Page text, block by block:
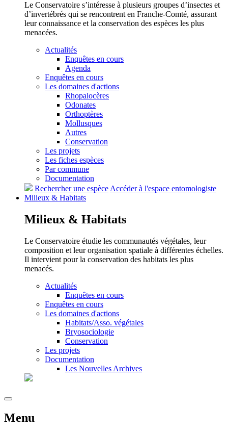
Le Conservatoire s’intéresse à plusieurs groupes d’insectes et
d’invertébrés qui se rencontrent en Franche-Comté, assurant
leur connaissance et la conservation des espèces les plus
menacées.
Actualités
Enquêtes en cours
Agenda
Enquêtes en cours
Les domaines d'actions
Rhopalocères
Odonates
Orthoptères
Mollusques
Autres
Conservation
Les projets
Les fiches espèces
Par commune
Documentation
Rechercher une espèce Accéder à l'espace entomologiste
Milieux & Habitats
Milieux & Habitats
Le Conservatoire étudie les communautés végétales, leur
composition et leur organisation spatiale à différentes échelles.
Il intervient pour la conservation des habitats les plus
menacés.
Actualités
Enquêtes en cours
Enquêtes en cours
Les domaines d'actions
Habitats/Asso. végétales
Bryosociologie
Conservation
Les projets
Documentation
Les Nouvelles Archives
Menu